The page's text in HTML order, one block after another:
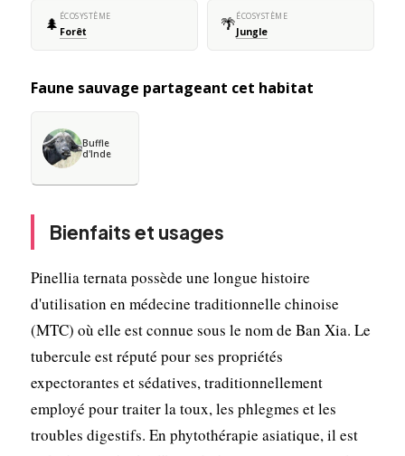
🌲 ÉCOSYSTÈME
Forêt 🌴ÉCOSYSTÈME
Jungle
Faune sauvage partageant cet habitat
Buffle
d'Inde
Bienfaits et usages
Pinellia ternata possède une longue histoire
d'utilisation en médecine traditionnelle chinoise
(MTC) où elle est connue sous le nom de Ban Xia. Le
tubercule est réputé pour ses propriétés
expectorantes et sédatives, traditionnellement
employé pour traiter la toux, les phlegmes et les
troubles digestifs. En phytothérapie asiatique, il est